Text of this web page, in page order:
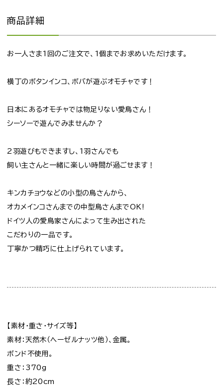
商品詳細
お一人さま1回のご注文で、1個までお求めいただけます。
横丁のボタンインコ、ボバが遊ぶオモチャです！
日本にあるオモチャでは物足りない愛鳥さん！
シーソーで遊んでみませんか？
2羽遊びもできますし、1羽さんでも
飼い主さんと一緒に楽しい時間が過ごせます！
キンカチョウなどの小型の鳥さんから、
オカメインコさんまでの中型鳥さんまでOK!
ドイツ人の愛鳥家さんによって生み出された
こだわりの一品です。
丁寧かつ精巧に仕上げられています。
【素材・重さ・サイズ等】
素材：天然木（ヘーゼルナッツ他）、金属。
ボンド不使用。
重さ：370g
長さ：約20cm